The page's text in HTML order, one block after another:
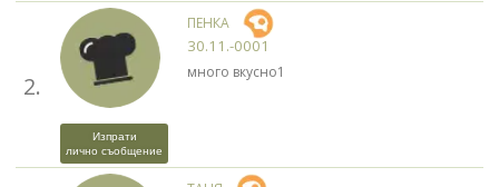
2.
Изпрати
лично съобщение
ПЕНКА
30.11.-0001
много вкусно1